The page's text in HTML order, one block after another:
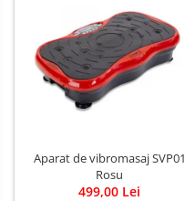
Aparat de vibromasaj SVP01
Rosu
499,00 Lei